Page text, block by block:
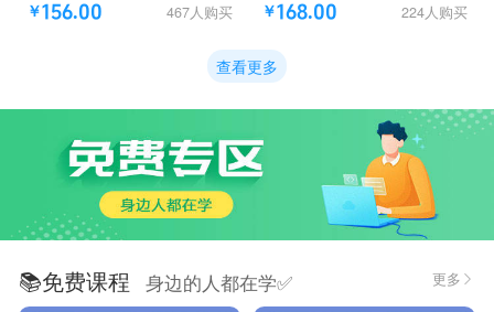
￥156.00 467人购买 ￥168.00 224人购买
查看更多
📚免费课程 身边的人都在学✅ 更多 